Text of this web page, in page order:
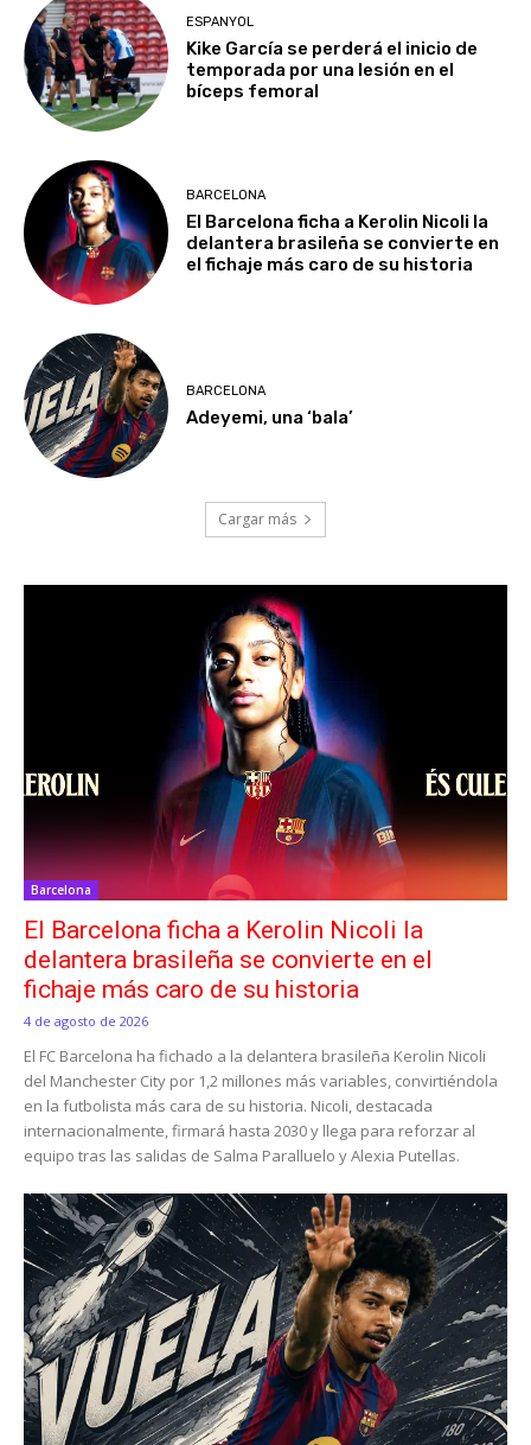
ESPANYOL
Kike García se perderá el inicio de
temporada por una lesión en el
bíceps femoral
BARCELONA
El Barcelona ficha a Kerolin Nicoli la
delantera brasileña se convierte en
el fichaje más caro de su historia
BARCELONA
Adeyemi, una ‘bala’
Cargar más
Barcelona
El Barcelona ficha a Kerolin Nicoli la
delantera brasileña se convierte en el
fichaje más caro de su historia
4 de agosto de 2026
El FC Barcelona ha fichado a la delantera brasileña Kerolin Nicoli
del Manchester City por 1,2 millones más variables, convirtiéndola
en la futbolista más cara de su historia. Nicoli, destacada
internacionalmente, firmará hasta 2030 y llega para reforzar al
equipo tras las salidas de Salma Paralluelo y Alexia Putellas.